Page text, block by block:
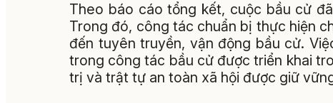
Theo báo cáo tổng kết, cuộc bầu cử
Trong đó, công tác chuẩn bị thực hiện
đến tuyên truyền, vận động bầu cử.
trong công tác bầu cử được triển khai
trị và trật tự an toàn xã hội được giữ